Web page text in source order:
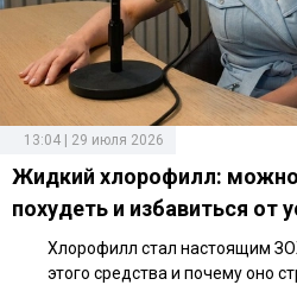
13:04 | 29 июля 2026
Жидкий хлорофилл:
похудеть и избавиться от
Хлорофилл стал настоящим
этого средства и почему оно